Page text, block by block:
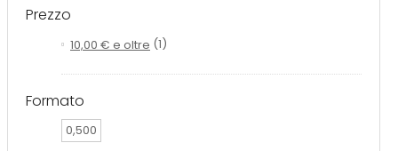
Prezzo
10,00 € e oltre (1)
Formato
0,500